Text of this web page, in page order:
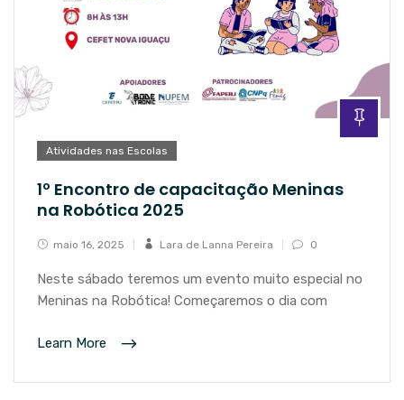
Atividades nas Escolas
1º Encontro de capacitação Meninas
na Robótica 2025
maio 16, 2025 Lara de Lanna Pereira 0
Neste sábado teremos um evento muito especial no
Meninas na Robótica! Começaremos o dia com
Learn More